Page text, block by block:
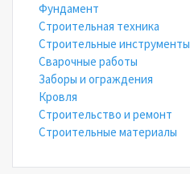
Фундамент
Строительная техника
Строительные инструменты
Сварочные работы
Заборы и ограждения
Кровля
Строительство и ремонт
Строительные материалы